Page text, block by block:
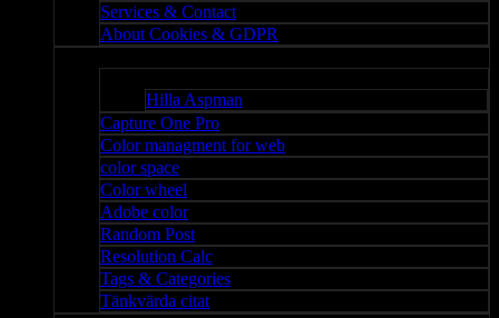
Services & Contact
About Cookies & GDPR
Hilla Aspman
Capture One Pro
Color managment for web
color space
Color wheel
Adobe color
Random Post
Resolution Calc
Tags & Categories
Tänkvärda citat